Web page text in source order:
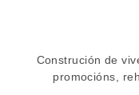
Construción de
promocións,